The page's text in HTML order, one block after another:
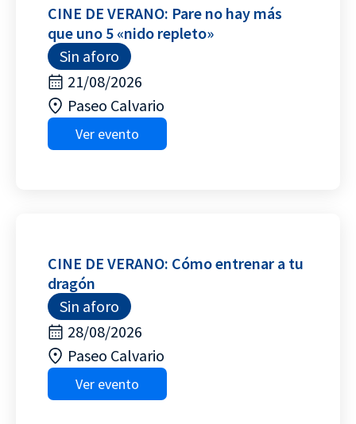
CINE DE VERANO: Pare no hay más
que uno 5 «nido repleto»
Sin aforo
21/08/2026
Paseo Calvario
Ver evento
CINE DE VERANO: Cómo entrenar a tu
dragón
Sin aforo
28/08/2026
Paseo Calvario
Ver evento